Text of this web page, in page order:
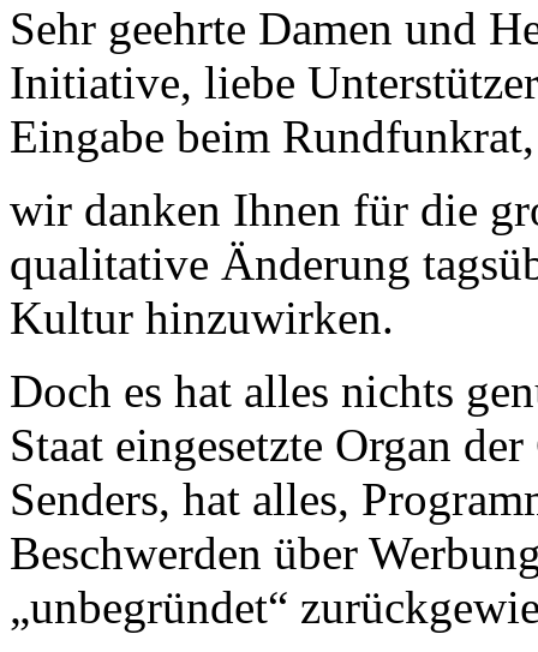
Sehr geehrte Damen und
Initiative, liebe
Eingabe beim Rundfunkrat,
wir danken Ihnen für die
qualitative Änderung
Kultur hinzuwirken.
Doch es hat alles nichts
Staat eingesetzte Organ
Senders, hat alles,
Beschwerden über
„unbegründet“